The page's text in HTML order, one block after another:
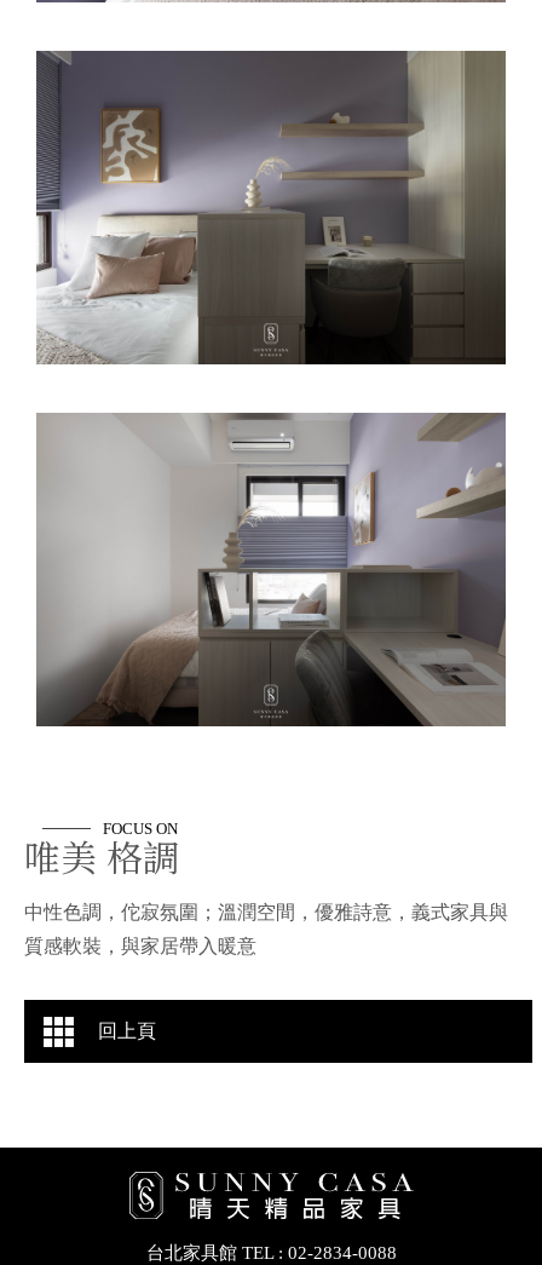
唯美 格調
中性色調，佗寂氛圍；溫潤空間，優雅詩意，義式家具與
質感軟裝，與家居帶入暖意
回上頁
台北家具館TEL : 02-2834-0088